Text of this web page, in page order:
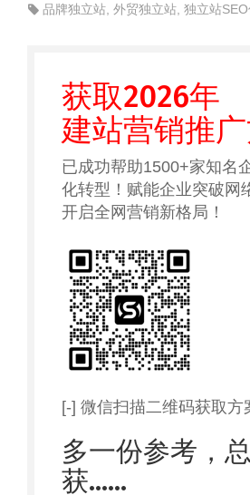
品牌独立站, 外贸独立站, 独立站
获取2026年
建站营销推
已成功帮助1500+家知名
化转型！赋能企业突破网
开启全网营销新格局！
[-] 微信扫描二维码获取方
多一份参考，
获……